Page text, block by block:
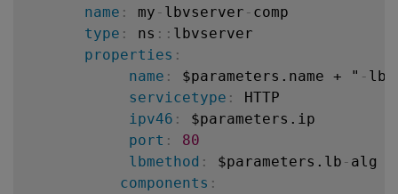
name : my - lbvserver - comp
type : ns : : lbvserver
properties :
name : $parameters.name + " - lb"
servicetype :
HTTP
ipv46 :
$parameters.ip
port :
80
lbmethod : $parameters.lb - alg
components :